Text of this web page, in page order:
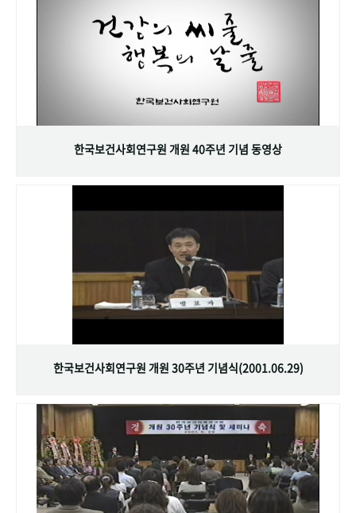
한국보건사회연구원 개원 40주년 기념 동영상
한국보건사회연구원 개원 30주년 기념식(2001.06.29)